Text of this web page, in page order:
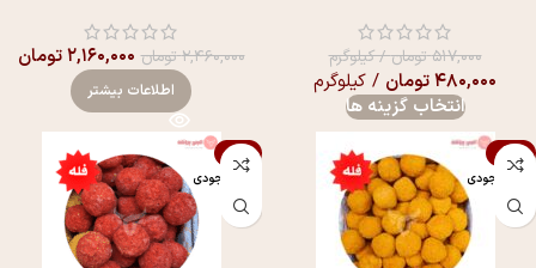
۵۱۷,۰۰۰تومان/ کیلوگرم
۴۸۰,۰۰۰تومان / کیلوگرم
انتخاب گزینه ها
۲,۴۶۰,۰۰۰تومان ۲,۱۶۰,۰۰۰تومان
اطلاعات بیشتر
-16%
اتمام موجودی
-11%
اتمام موجودی